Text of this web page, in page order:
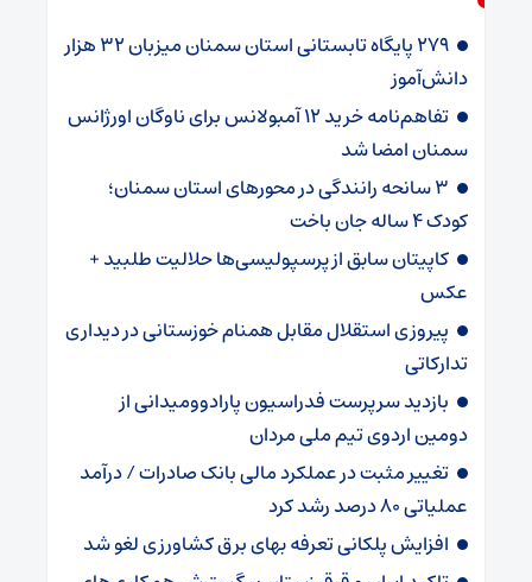
۲۷۹ پایگاه تابستانی استان سمنان میزبان ۳۲ هزار
دانش‌آموز
تفاهم‌نامه خرید ۱۲ آمبولانس برای ناوگان اورژانس
سمنان امضا شد
۳ سانحه رانندگی در محورهای استان سمنان؛
کودک ۴ ساله جان باخت
کاپیتان سابق از پرسپولیسی‌ها حلالیت طلبید +
عکس
پیروزی استقلال مقابل همنام خوزستانی در دیداری
تدارکاتی
بازدید سرپرست فدراسیون پارادوومیدانی از
دومین اردوی تیم ملی مردان
تغییر مثبت در عملکرد مالی بانک صادرات / درآمد
عملیاتی ۸۰ درصد رشد کرد
افزایش پلکانی تعرفه بهای برق کشاورزی لغو شد